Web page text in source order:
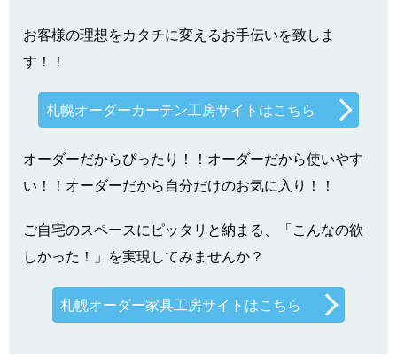
お客様の理想をカタチに変えるお手伝いを致しま
す！！
札幌オーダーカーテン工房サイトはこちら
オーダーだからぴったり！！オーダーだから使いやす
い！！オーダーだから自分だけのお気に入り！！
ご自宅のスペースにピッタリと納まる、「こんなの欲
しかった！」を実現してみませんか？
札幌オーダー家具工房サイトはこちら